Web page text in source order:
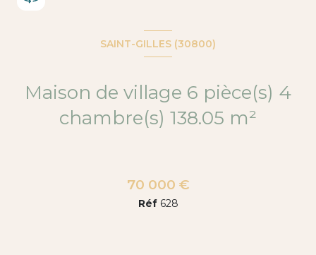
SAINT-GILLES (30800)
Maison de village 6 pièce(s) 4
chambre(s) 138.05 m²
70 000 €
Réf 628